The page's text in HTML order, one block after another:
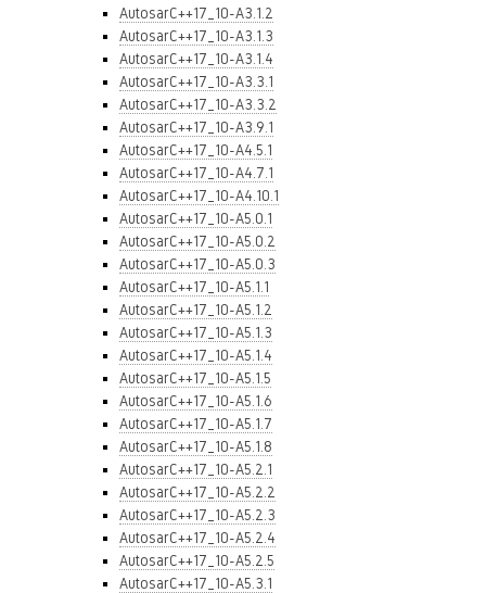
AutosarC++17_10-A3.1.2
AutosarC++17_10-A3.1.3
AutosarC++17_10-A3.1.4
AutosarC++17_10-A3.3.1
AutosarC++17_10-A3.3.2
AutosarC++17_10-A3.9.1
AutosarC++17_10-A4.5.1
AutosarC++17_10-A4.7.1
AutosarC++17_10-A4.10.1
AutosarC++17_10-A5.0.1
AutosarC++17_10-A5.0.2
AutosarC++17_10-A5.0.3
AutosarC++17_10-A5.1.1
AutosarC++17_10-A5.1.2
AutosarC++17_10-A5.1.3
AutosarC++17_10-A5.1.4
AutosarC++17_10-A5.1.5
AutosarC++17_10-A5.1.6
AutosarC++17_10-A5.1.7
AutosarC++17_10-A5.1.8
AutosarC++17_10-A5.2.1
AutosarC++17_10-A5.2.2
AutosarC++17_10-A5.2.3
AutosarC++17_10-A5.2.4
AutosarC++17_10-A5.2.5
AutosarC++17_10-A5.3.1